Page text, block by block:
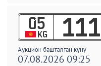
05
KG 111
Аукцион башталган күнү
07.08.2026 09:25